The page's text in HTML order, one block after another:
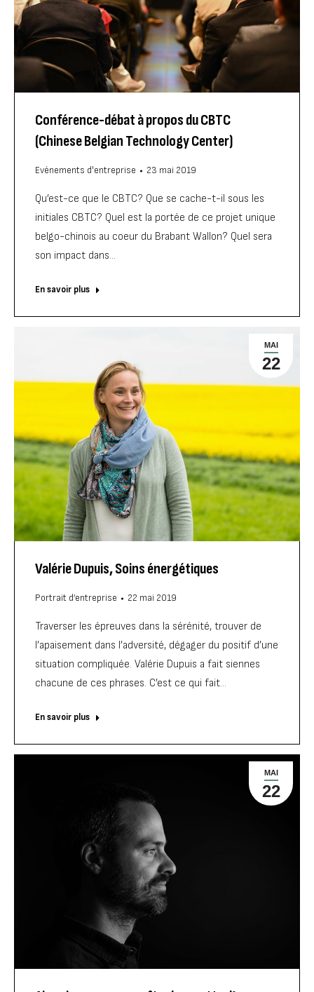
Conférence-débat à propos du CBTC
(Chinese Belgian Technology Center)
Evénements d'entreprise 23 mai 2019
Qu’est-ce que le CBTC? Que se cache-t-il sous les
initiales CBTC? Quel est la portée de ce projet unique
belgo-chinois au coeur du Brabant Wallon? Quel sera
son impact dans…
En savoir plus
MAI
22
Valérie Dupuis, Soins énergétiques
Portrait d’entreprise 22 mai 2019
Traverser les épreuves dans la sérénité, trouver de
l’apaisement dans l’adversité, dégager du positif d’une
situation compliquée. Valérie Dupuis a fait siennes
chacune de ces phrases. C’est ce qui fait…
En savoir plus
MAI
22